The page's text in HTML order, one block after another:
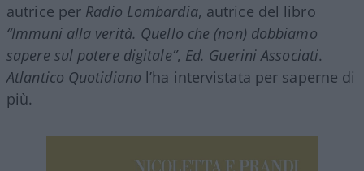
autrice per Radio Lombardia, autrice del libro
“Immuni alla verità. Quello che (non) dobbiamo
sapere sul potere digitale”, Ed. Guerini Associati.
Atlantico Quotidiano l’ha intervistata per saperne di
più.